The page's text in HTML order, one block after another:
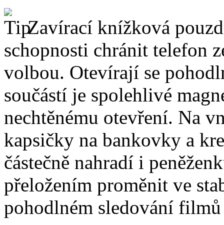
Zavírací knížková
schopnosti chránit telefon
volbou. Otevírají se
součástí je spolehlivé
nechtěnému otevření. Na
kapsičky na bankovky a
částečně nahradí i
přeložením proměnit ve
pohodlném sledování